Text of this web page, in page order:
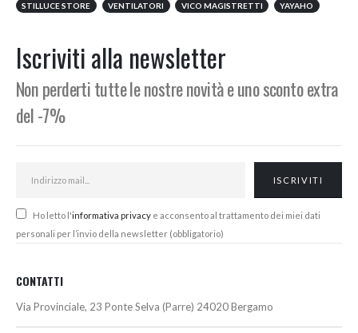
STILLUCE STORE VENTILATORI VICO MAGISTRETTI YAYAHO
Iscriviti alla newsletter
Non perderti tutte le nostre novità e uno sconto extra
del -7%
Ho letto l'informativa privacy e acconsento al trattamento dei miei dati
personali per l’invio della newsletter (obbligatorio)
CONTATTI
Via Provinciale, 23 Ponte Selva (Parre) 24020 Bergamo